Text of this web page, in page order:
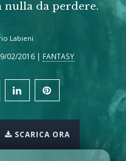
nulla da perdere.
Labieni
02/2016 | FANTASY
SCARICA ORA